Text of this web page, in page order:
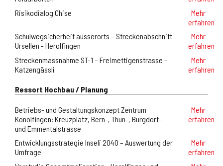
Risikodialog Chise
Mehr
erfahren
Schulwegsicherheit ausserorts – Streckenabschnitt
Ursellen - Herolfingen
Mehr
erfahren
Streckenmassnahme ST-1 – Freimettigenstrasse -
Katzengässli
Mehr
erfahren
Ressort Hochbau / Planung
Betriebs- und Gestaltungskonzept Zentrum
Konolfingen: Kreuzplatz, Bern-, Thun-, Burgdorf-
und Emmentalstrasse
Mehr
erfahren
Entwicklungsstrategie Inseli 2040 – Auswertung der
Umfrage
Mehr
erfahren